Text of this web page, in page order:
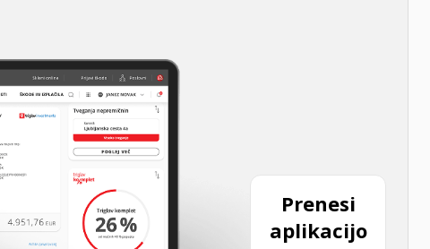
Prenesi
aplikacijo